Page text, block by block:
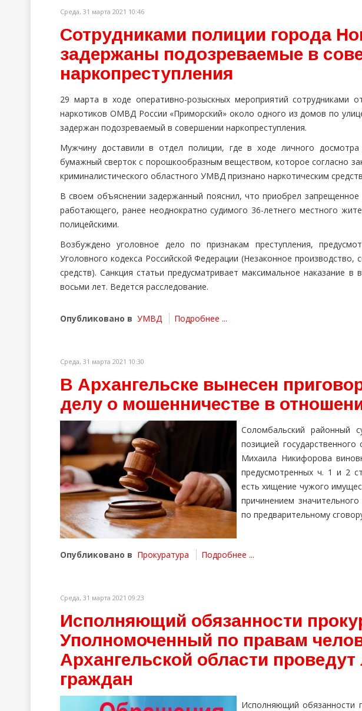
Среда, 31 марта 2021 10:46
Сотрудниками полиции города
задержаны подозреваемые в
наркопреступления
29 марта в ходе оперативно-розыскных мероприятий сотрудниками
наркотиков ОМВД России «Приморский» около одного из домов по
задержан подозреваемый в совершении наркопреступления.
Мужчину доставили в отдел полиции, где в ходе личного
бумажный сверток с порошкообразным веществом, которое согласно
криминалистического областного УМВД признано наркотическим
В своем объяснении задержанный пояснил, что приобрел
работающего, ранее неоднократно судимого 36-летнего местного
полицейскими.
Возбуждено уголовное дело по признакам преступления,
Уголовного кодекса Российской Федерации (Незаконное производство,
средств). Санкция статьи предусматривает максимальное наказание
восьми лет. Ведется расследование.
Опубликовано в УМВД Подробнее ...
Среда, 31 марта 2021 10:30
В Архангельске вынесен
делу о мошенничестве в
Соломбальский районный
позицией
Михаила Никифорова
предусмотренных ч. 1 и 2
есть хищение чужого
причинением
по предварительному
Опубликовано в Прокуратура Подробнее ...
Среда, 31 марта 2021 09:23
Исполняющий обязанности
Уполномоченный по правам
Архангельской области
граждан
Исполняющий обязанности